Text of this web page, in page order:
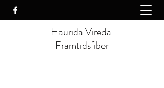
Haurida Vireda
Framtidsfiber